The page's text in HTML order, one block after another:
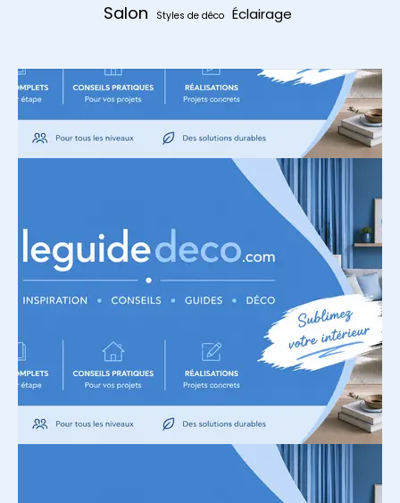
Salon Styles de déco Éclairage